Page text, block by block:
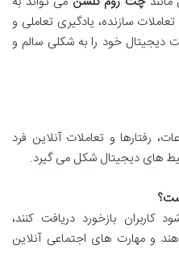
سازنده، یادگیری تعاملی و
دیجیتال خود را به شکلی سالم و
رفتارها و تعاملات آنلاین فرد
های دیجیتال شکل می گیرد.
بازخورد دریافت کنند،
و مهارت های اجتماعی آنلاین